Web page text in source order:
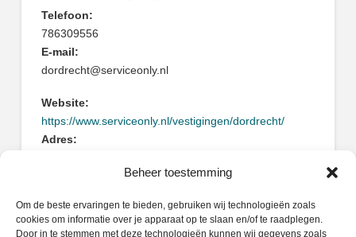
Beheer toestemming
Om de beste ervaringen te bieden, gebruiken wij technologieën zoals
cookies om informatie over je apparaat op te slaan en/of te raadplegen.
Door in te stemmen met deze technologieën kunnen wij gegevens zoals
Telefoon:
786309556
E-mail:
dordrecht@serviceonly.nl
Website:
https://www.serviceonly.nl/vestigingen/dordrecht/
Adres:
3319LG Dordrecht